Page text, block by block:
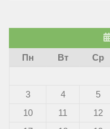
Пн
Вт Ср
3
4 5
10
11 12